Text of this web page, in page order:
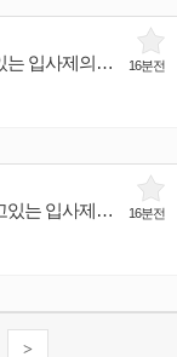
16분전
대구 북구 에서 스포츠/아웃도어 일자리를 찾고있는 입사제의희망 인재입니다.
16분전
부산 연제구 에서 귀금속/장신구류 일자리를 찾고있는 입사제의희망 인재입니다.
>